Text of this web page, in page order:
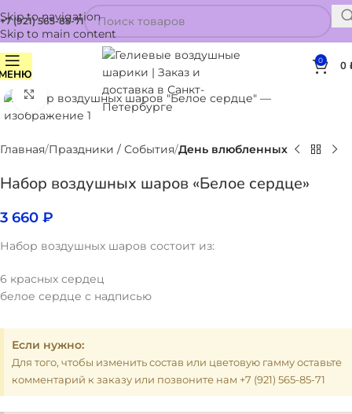
Skip to navigation
Skip to main content
+7 (921) 565-85-71
0 0
Нажмите, чтобы увеличить
Главная Праздники / События День влюбленных
Набор воздушных шаров «Белое сердце»
3 660 ₽
Набор воздушных шаров состоит из:
6 красных сердец
белое сердце с надписью
Если нужно:
Для того, чтобы изменить состав или цветовую гамму оставьте
комментарий к заказу или позвоните нам +7 (921) 565-85-71